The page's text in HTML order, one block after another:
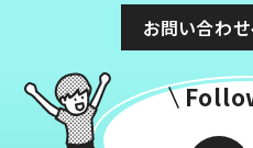
お問い合わ